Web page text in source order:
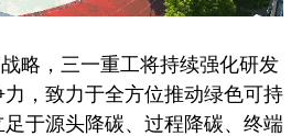
略，三一重工将持续强化研发
，致力于全方位推动绿色可持
于源头降碳、过程降碳、终端